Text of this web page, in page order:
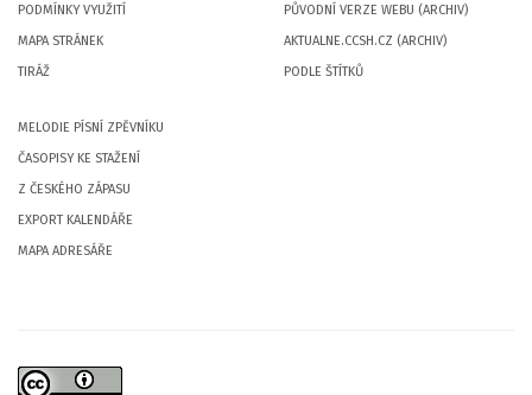
PODMÍNKY VYUŽITÍ
MAPA STRÁNEK
TIRÁŽ
PŮVODNÍ VERZE WEBU (ARCHIV)
AKTUALNE.CCSH.CZ (ARCHIV)
PODLE ŠTÍTKŮ
MELODIE PÍSNÍ ZPĚVNÍKU
ČASOPISY KE STAŽENÍ
Z ČESKÉHO ZÁPASU
EXPORT KALENDÁŘE
MAPA ADRESÁŘE